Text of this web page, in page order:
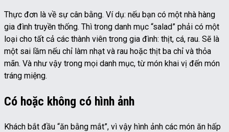
Thực đơn là về sự cân bằng. Ví dụ: nếu bạn có một nhà hàng
gia đình truyền thống. Thì trong danh mục “salad” phải có một
loại cho tất cả các thành viên trong gia đình: thịt, cá, rau. Sẽ là
một sai lầm nếu chỉ làm nhạt và rau hoặc thịt ba chỉ và thỏa
mãn. Và như vậy trong mọi danh mục, từ món khai vị đến món
tráng miệng.
Có hoặc không có hình ảnh
Khách bắt đầu “ăn bằng mắt”, vì vậy hình ảnh các món ăn hấp